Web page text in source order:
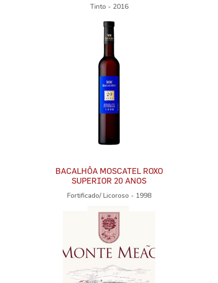
Tinto - 2016
BACALHÔA MOSCATEL ROXO
SUPERIOR 20 ANOS
Fortificado/ Licoroso - 1998